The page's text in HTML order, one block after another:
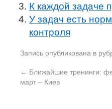
К каждой задаче
У задач есть
контроля
Запись опубликована в
← Ближайшие тренинги:
март – Киев